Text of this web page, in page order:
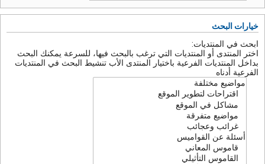
خيارات البحث
ابحث في المنتديات:
اختر المنتدى أو المنتديات التي ترغب بالبحث فيها، للسرعة يمكنك البحث
بداخل المنتديات الفرعية باختيار المنتدى الأب تنشيط البحث في المنتديات
الفرعية أدناه